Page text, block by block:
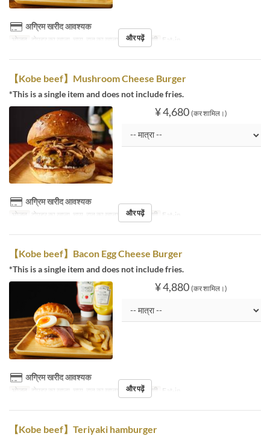
अग्रिम खरीद आवश्यक
भोजन दोपहर का खाना, चाय, रात का खाना सीट की श्रेणी Eat-in
और पढ़ें
【Kobe beef】Mushroom Cheese Burger
*This is a single item and does not include fries.
¥ 4,680 (कर शामिल।)
अग्रिम खरीद आवश्यक
भोजन दोपहर का खाना, चाय, रात का खाना सीट की श्रेणी Eat-in
और पढ़ें
【Kobe beef】Bacon Egg Cheese Burger
*This is a single item and does not include fries.
¥ 4,880 (कर शामिल।)
अग्रिम खरीद आवश्यक
भोजन दोपहर का खाना, चाय, रात का खाना सीट की श्रेणी Eat-in
और पढ़ें
【Kobe beef】Teriyaki hamburger